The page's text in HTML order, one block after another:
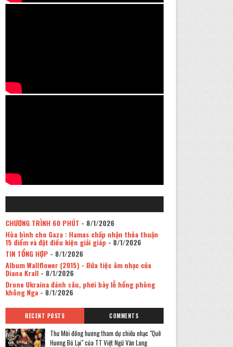
CHƯƠNG TRÌNH 60 PHÚT - 8/1/2026
Hòa bình cho Gaza : Hamas chấp nhận thỏa thuận
15 điểm và đặt điều kiện giải giáp - 8/1/2026
TIN TỔNG HỢP - 8/1/2026
Album Wallflower (2015) - Bữa tiệc âm nhạc của
Diana Krall- 8/1/2026
Drone Ukraina đánh sâu, phơi bày lỗ hổng phòng
không Nga- 8/1/2026
RECENT POSTS COMMENTS
Thư Mời đồng hương tham dự chiều nhạc "Quê
Hương Bỏ Lại" của TT Việt Ngữ Văn Lang